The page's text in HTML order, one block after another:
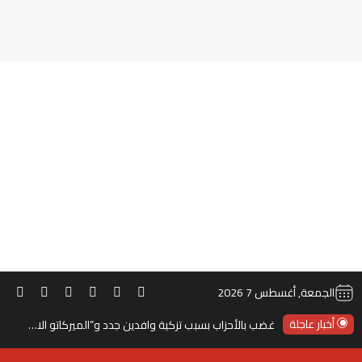
الجمعة, أغسطس 7 2026 ‫YouTubeانستقرام ‫TikTok
ملخص الموقع RSS
أخبار عاجلة